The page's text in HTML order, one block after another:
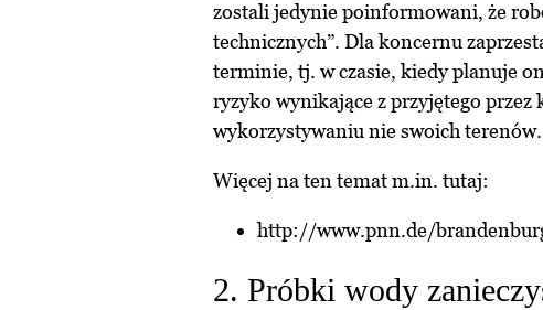
zostali jedynie poinformowani, że
technicznych”. Dla koncernu
terminie, tj. w czasie, kiedy planuje
ryzyko wynikające z przyjętego
wykorzystywaniu nie swoich terenów.
Więcej na ten temat m.in. tutaj:
http://www.pnn.de/
2. Próbki wody